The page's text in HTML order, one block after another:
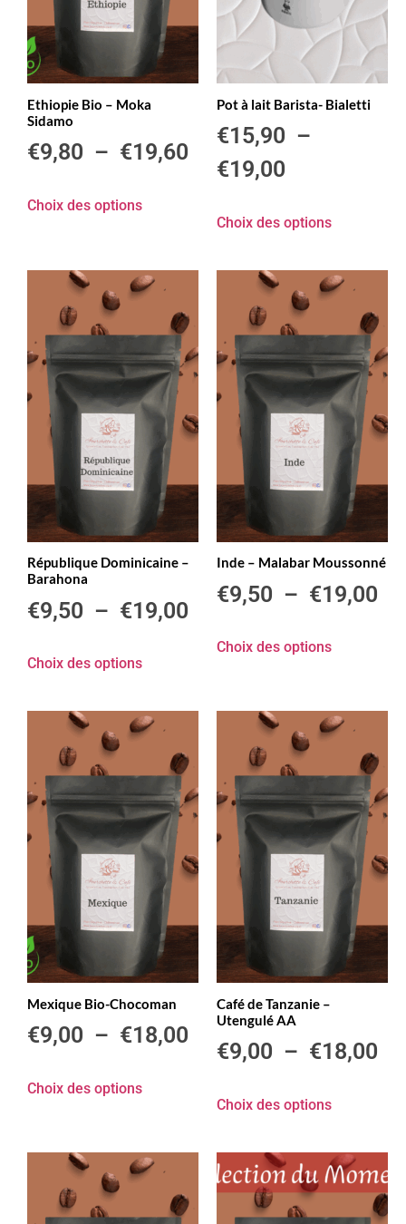
Ethiopie Bio – Moka
Sidamo
€9,80 – €19,60
Choix des options
Pot à lait Barista- Bialetti
€15,90 –
€19,00
Choix des options
République Dominicaine –
Barahona
€9,50 – €19,00
Choix des options
Inde – Malabar Moussonné
€9,50 – €19,00
Choix des options
Mexique Bio-Chocoman
€9,00 – €18,00
Choix des options
Café de Tanzanie –
Utengulé AA
€9,00 – €18,00
Choix des options